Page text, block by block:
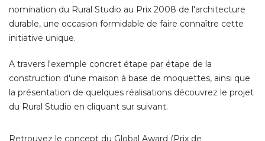
nomination du Rural Studio au Prix 2008 de l'architecture
durable, une occasion formidable de faire connaître cette
initiative unique.
A travers l'exemple concret étape par étape de la
construction d'une maison à base de moquettes, ainsi que
la présentation de quelques réalisations découvrez le projet
du Rural Studio en cliquant sur suivant.
Retrouvez le concept du Global Award (Prix de